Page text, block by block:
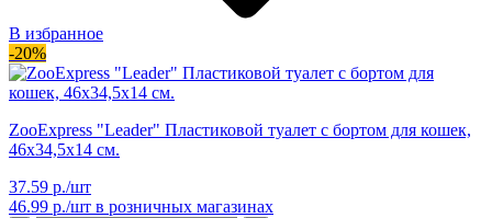
В избранное
-20%
ZooExpress "Leader" Пластиковой туалет с бортом для кошек,
46х34,5х14 см.
37.59 р./шт
46.99 р./шт в розничных магазинах